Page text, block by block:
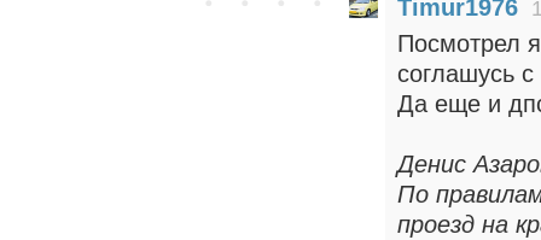
Timur1976
Посмотрел
соглашусь
Да еще и
Денис
По
проезд на